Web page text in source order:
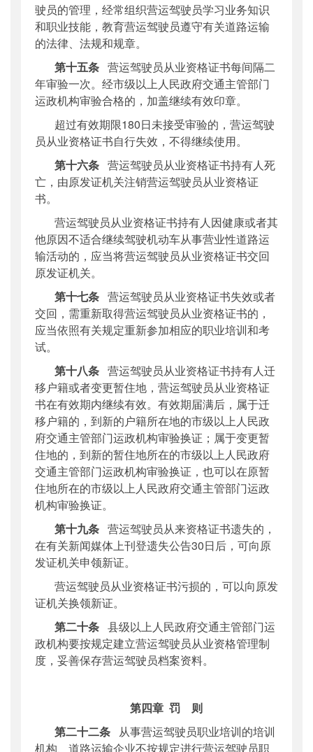
驶员的管理，经常组织营运驾驶员学习业务知识
和职业技能，教育营运驾驶员遵守有关道路运输
的法律、法规和规章。
第十五条 营运驾驶员从业资格证书每间隔二
年审验一次。经市级以上人民政府交通主管部门
运政机构审验合格的，加盖继续有效印章。
超过有效期限180日未接受审验的，营运驾驶
员从业资格证书自行失效，不得继续使用。
第十六条 营运驾驶员从业资格证书持有人死
亡，由原发证机关注销营运驾驶员从业资格证
书。
营运驾驶员从业资格证书持有人因健康或者其
他原因不适合继续驾驶机动车从事营业性道路运
输活动的，应当将营运驾驶员从业资格证书交回
原发证机关。
第十七条 营运驾驶员从业资格证书失效或者
交回，需重新取得营运驾驶员从业资格证书的，
应当依照有关规定重新参加相应的职业培训和考
试。
第十八条 营运驾驶员从业资格证书持有人迁
移户籍或者变更暂住地，营运驾驶员从业资格证
书在有效期内继续有效。有效期届满后，属于迁
移户籍的，到新的户籍所在地的市级以上人民政
府交通主管部门运政机构审验换证；属于变更暂
住地的，到新的暂住地所在的市级以上人民政府
交通主管部门运政机构审验换证，也可以在原暂
住地所在的市级以上人民政府交通主管部门运政
机构审验换证。
第十九条 营运驾驶员从来资格证书遗失的，
在有关新闻媒体上刊登遗失公告30日后，可向原
发证机关申领新证。
营运驾驶员从业资格证书污损的，可以向原发
证机关换领新证。
第二十条 县级以上人民政府交通主管部门运
政机构要按规定建立营运驾驶员从业资格管理制
度，妥善保存营运驾驶员档案资料。
第四章 罚
则
第二十二条 从事营运驾驶员职业培训的培训
机构、道路运输企业不按规定进行营运驾驶员职